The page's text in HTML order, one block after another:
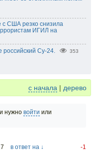
с США резко снизила
ИГИЛ на
российский Су-24. 353
с начала | дерево
нужно войти или
в ответ на ↓
-1